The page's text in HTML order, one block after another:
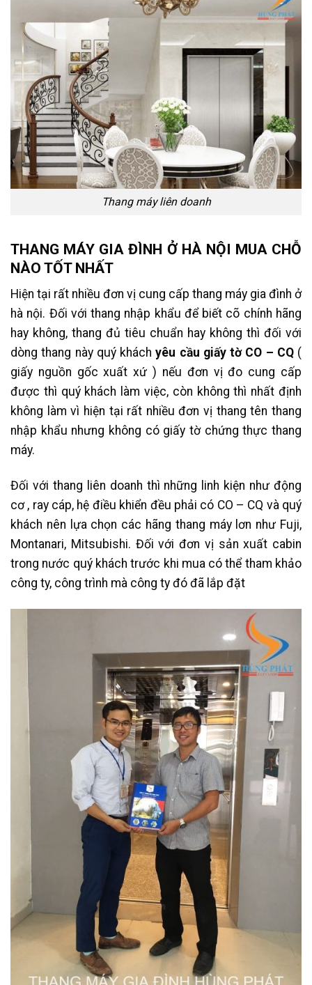
Thang máy liên doanh
THANG MÁY GIA ĐÌNH Ở HÀ NỘI MUA CHỖ
NÀO TỐT NHẤT
Hiện tại rất nhiều đơn vị cung cấp thang máy gia đình ở
hà nội. Đối với thang nhập khẩu để biết cõ chính hãng
hay không, thang đủ tiêu chuẩn hay không thì đối với
dòng thang này quý kháchyêu cầu giấy tờ CO – CQ(
giấy nguồn gốc xuất xứ ) nếu đơn vị đo cung cấp
được thì quý khách làm việc, còn không thì nhất định
không làm vì hiện tại rất nhiều đơn vị thang tên thang
nhập khẩu nhưng không có giấy tờ chứng thực thang
máy.
Đối với thang liên doanh thì những linh kiện như động
cơ , ray cáp, hệ điều khiển đều phải có CO – CQ và quý
khách nên lựa chọn các hãng thang máy lơn như Fuji,
Montanari, Mitsubishi. Đối với đơn vị sản xuất cabin
trong nước quý khách trước khi mua có thể tham khảo
công ty, công trình mà công ty đó đã lắp đặt